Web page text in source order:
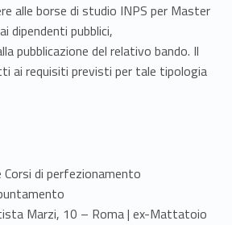
alle borse di studio INPS per Master
dipendenti pubblici,
pubblicazione del relativo bando. Il
ai requisiti previsti per tale tipologia
di perfezionamento
Marzi, 10 – Roma | ex-Mattatoio